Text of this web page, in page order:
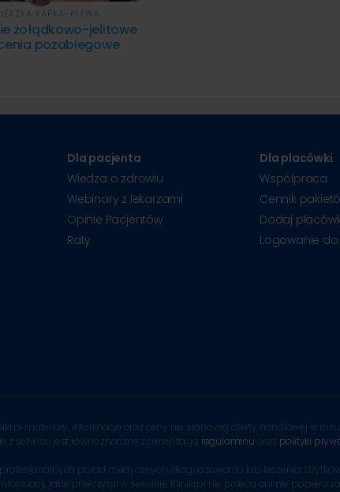
żołądkowo-jelitowe
pozabiegowe
KAPKA-PLEWA
Dla pacjenta
Wiedza o zdrowiu
Webinary z lekarzami
Opinie Pacjentów
Raty
Dla placówki
Współpraca
Cennik
Dodaj
Logowanie
materiały, informacje oraz ceny nie stanowią oferty handlowej w
z serwisu jest równoznaczne z akceptacją regulaminu oraz polityki
porad medycznych, diagnozowania lub leczenia.
jakie przeczytał w serwisie. Kliniki.pl nie poleca ani nie popiera